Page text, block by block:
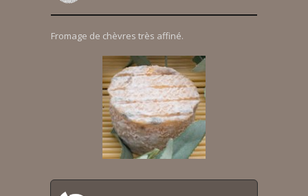
Fromage de chèvres très affiné.